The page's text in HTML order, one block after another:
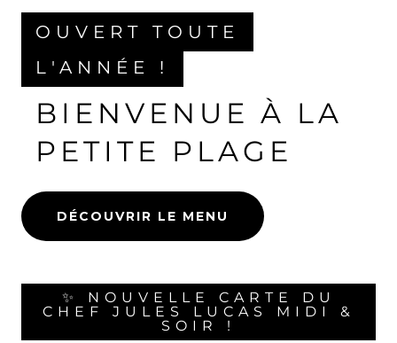
OUVERT TOUTE
L'ANNÉE !
BIENVENUE À LA
PETITE PLAGE
DÉCOUVRIR LE MENU
✨ NOUVELLE CARTE DU
CHEF JULES LUCAS MIDI &
SOIR !